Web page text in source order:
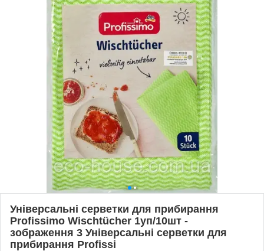
Універсальні серветки для прибирання
Profissimo Wischtücher 1уп/10шт -
зображення 3 Універсальні серветки для
прибирання Profissi